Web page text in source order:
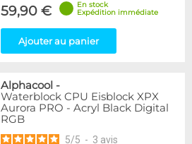
59,90 €
En stock
Expédition immédiate
Ajouter au panier
Alphacool -
Waterblock CPU Eisblock XPX
Aurora PRO - Acryl Black Digital
RGB
5/5 - 3 avis